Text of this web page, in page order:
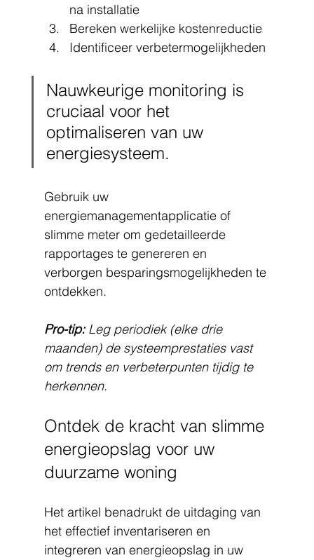
na installatie
Bereken werkelijke kostenreductie
Identificeer verbetermogelijkheden
Nauwkeurige monitoring is
cruciaal voor het
optimaliseren van uw
energiesysteem.
Gebruik uw
energiemanagementapplicatie of
slimme meter om gedetailleerde
rapportages te genereren en
verborgen besparingsmogelijkheden te
ontdekken.
Pro-tip: Leg periodiek (elke drie
maanden) de systeemprestaties vast
om trends en verbeterpunten tijdig te
herkennen.
Ontdek de kracht van slimme
energieopslag voor uw
duurzame woning
Het artikel benadrukt de uitdaging van
het effectief inventariseren en
integreren van energieopslag in uw